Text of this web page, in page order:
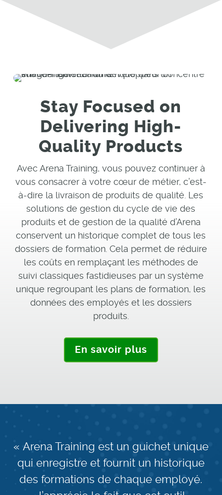
Stay Focused on
Delivering High-
Quality Products
Avec Arena Training, vous pouvez continuer à
vous consacrer à votre cœur de métier, c’est-
à-dire la livraison de produits de qualité. Les
solutions de gestion du cycle de vie des
produits et de gestion de la qualité d’Arena
conservent un historique complet de tous les
dossiers de formation. Cela permet de réduire
les coûts en remplaçant les méthodes de
suivi classiques fastidieuses par un système
unique regroupant les plans de formation, les
données des employés et les dossiers
produits.
En savoir plus
« Arena Training est un guichet unique
qui enregistre et fournit un historique
des formations de chaque employé.